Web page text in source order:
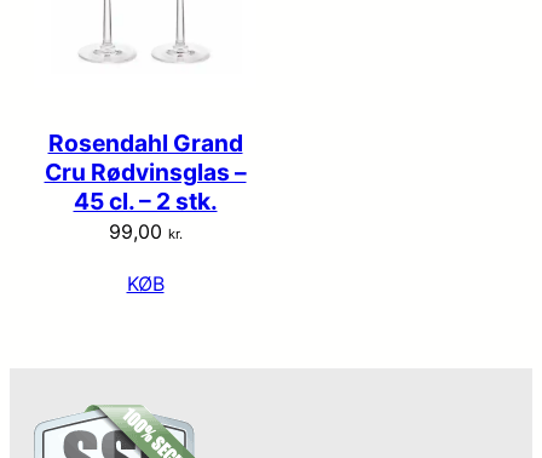
Rosendahl Grand
Cru Rødvinsglas –
45 cl. – 2 stk.
99,00 kr.
KØB